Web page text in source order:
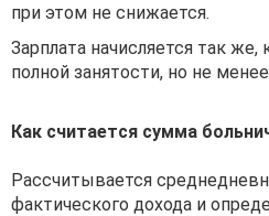
при этом не снижается.
Зарплата начисляется так же,
полной занятости, но не
Как считается сумма
Рассчитывается
фактического дохода и